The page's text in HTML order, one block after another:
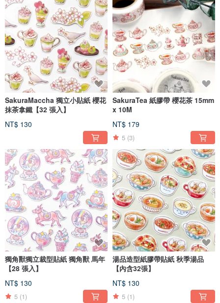
SakuraMaccha 獨立小貼紙 櫻花
抹茶拿鐵【32 張入】
NT$ 130
SakuraTea 紙膠帶 櫻花茶 15mm
x 10M
NT$ 179
5 (3)
獨角獸獨立裁型貼紙 獨角獸 馬年
【28 張入】
NT$ 130
5 (1)
湯品造型紙膠帶貼紙 秋季湯品
【內含32張】
NT$ 130
5 (1)